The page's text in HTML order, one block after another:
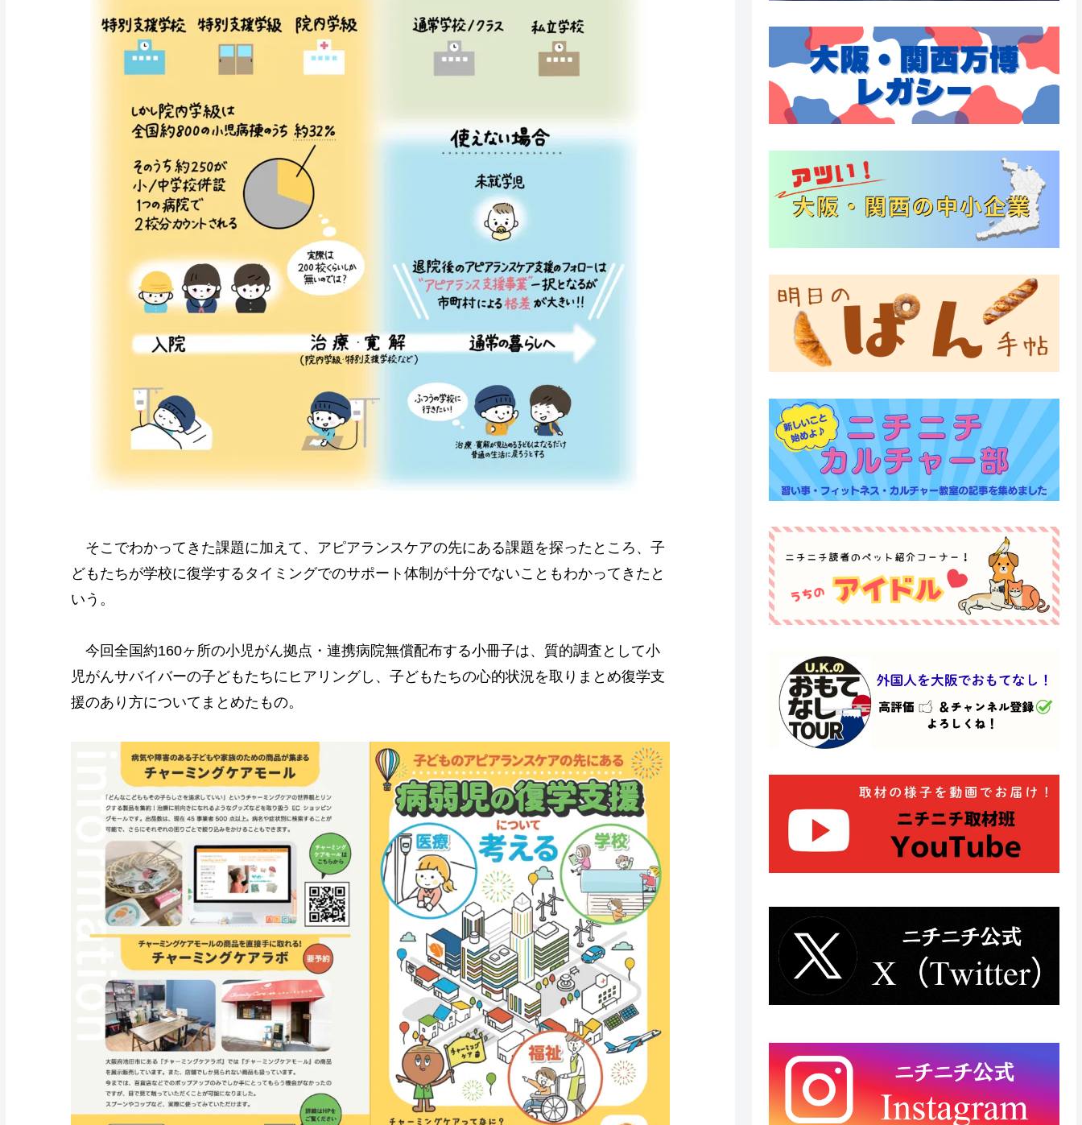
そこでわかってきた課題に加えて、アピアランスケアの先にある課題を探ったところ、子
どもたちが学校に復学するタイミングでのサポート体制が十分でないこともわかってきたと
いう。
今回全国約160ヶ所の小児がん拠点・連携病院無償配布する小冊子は、質的調査として小
児がんサバイバーの子どもたちにヒアリングし、子どもたちの心的状況を取りまとめ復学支
援のあり方についてまとめたもの。